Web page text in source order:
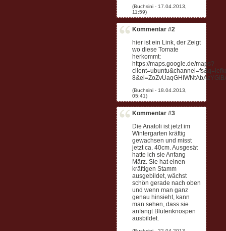
Kommentar #2
hier ist ein Link, der Zeigt
wo diese Tomate
herkommt:
https://maps.google.de/maps?
Kommentar #3
Die Anatoli ist jetzt im
Wintergarten kräftig
gewachsen und misst
jetzt ca. 40cm. Ausgesät
hatte ich sie Anfang
März. Sie hat einen
kräftigen Stamm
ausgebildet, wächst
schön gerade nach oben
und wenn man ganz
genau hinsieht, kann
man sehen, dass sie
anfängt Blütenknospen
ausbildet.